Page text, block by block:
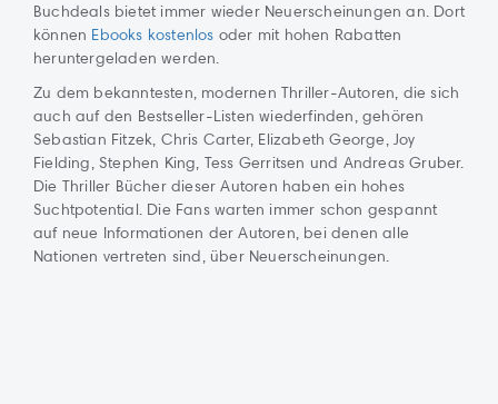
Buchdeals bietet immer wieder Neuerscheinungen an. Dort
können Ebooks kostenlos oder mit hohen Rabatten
heruntergeladen werden.
Zu dem bekanntesten, modernen Thriller-Autoren, die sich
auch auf den Bestseller-Listen wiederfinden, gehören
Sebastian Fitzek, Chris Carter, Elizabeth George, Joy
Fielding, Stephen King, Tess Gerritsen und Andreas Gruber.
Die Thriller Bücher dieser Autoren haben ein hohes
Suchtpotential. Die Fans warten immer schon gespannt
auf neue Informationen der Autoren, bei denen alle
Nationen vertreten sind, über Neuerscheinungen.